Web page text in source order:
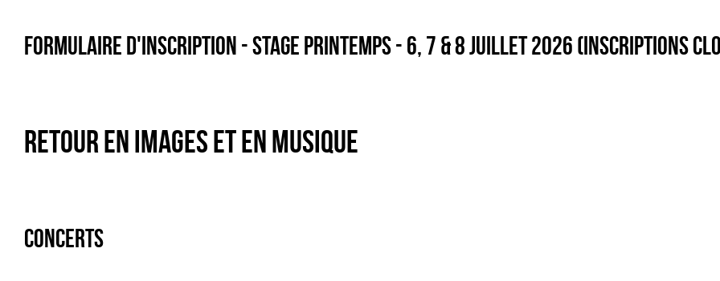
Formulaire d'inscription - Stage PRINTEMPS - 6, 7 & 8 JUILLET 2026 (inscriptions
Retour en images et en musique
Concerts